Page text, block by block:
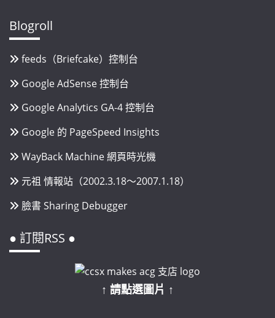
Blogroll
feeds（Briefcake）控制台
Google AdSense 控制台
Google Analytics GA-4 控制台
Google 的 PageSpeed Insights
WayBack Machine 網頁時光機
元祖 情報站（2002.3.18～2007.1.18）
臉書 Sharing Debugger
● 訂閱RSS ●
↑ 請點選圖片 ↑